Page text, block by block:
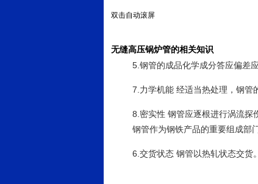
双击自动滚屏
无缝高压锅炉管的相关知识
5.钢管的成品化学成分答应偏差
7.力学机能 经适当热处理，钢管
8.密实性 钢管应逐根进行涡流探
钢管作为钢铁产品的重要组成部
6.交货状态 钢管以热轧状态交货。